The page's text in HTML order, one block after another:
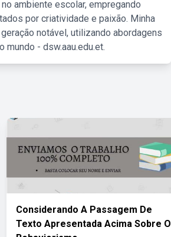
ambiente escolar, empregando
por criatividade e paixão. Minha
notável, utilizando abordagens
- dsw.aau.edu.et.
Considerando A Passagem De
Texto Apresentada Acima Sobre O